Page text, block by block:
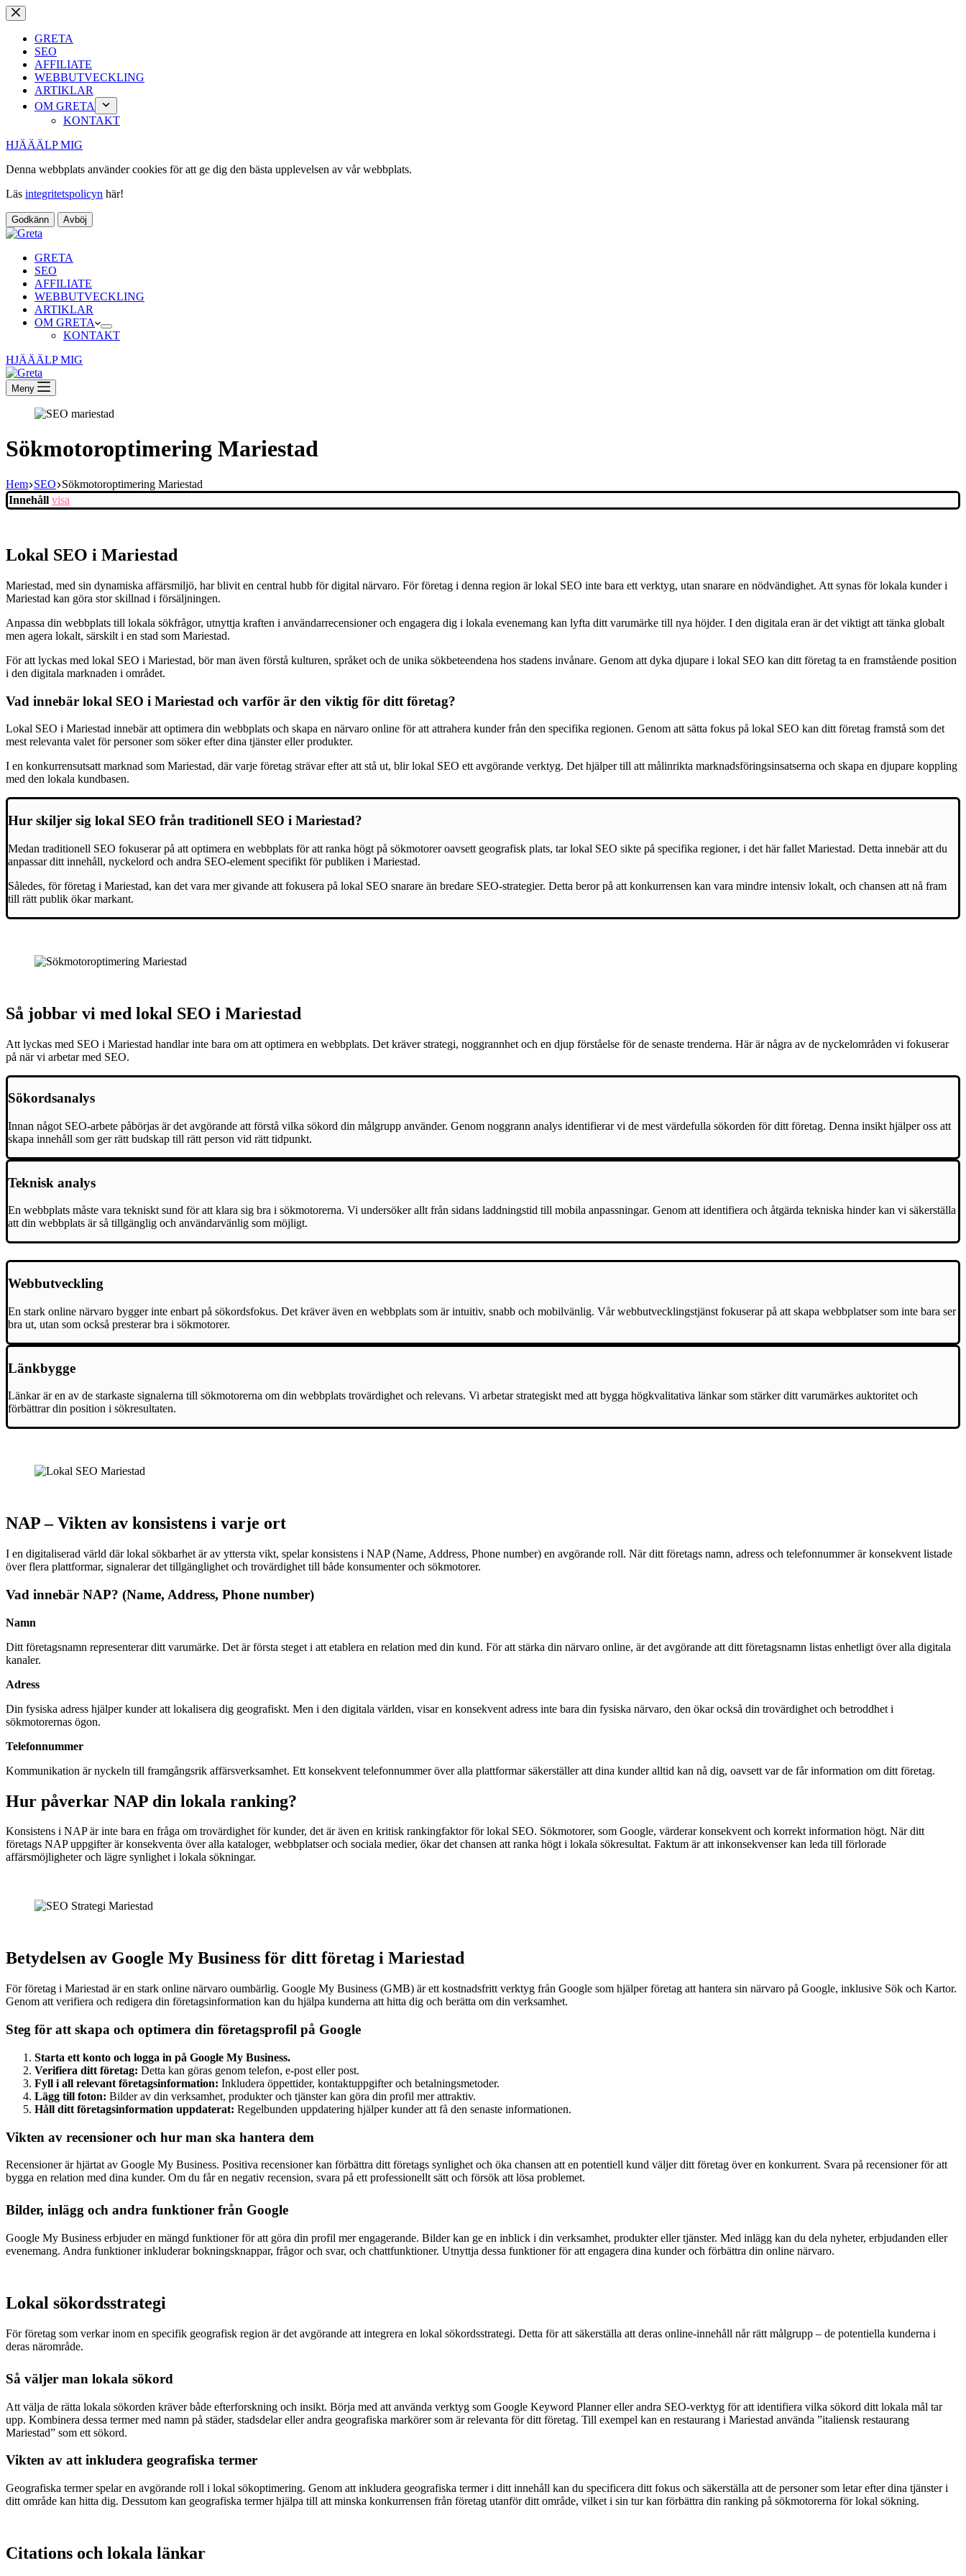
Hoppa
till
innehållGRETA
SEO
AFFILIATE
WEBBUTVECKLING
ARTIKLAR
OM GRETA
KONTAKT
HJÄÄÄLP MIG
Denna webbplats använder cookies för att ge dig den bästa upplevelsen av vår webbplats.
Läs integritetspolicyn här!
Godkänn Avböj
GRETA
SEO
AFFILIATE
WEBBUTVECKLING
ARTIKLAR
OM GRETA
KONTAKT
HJÄÄÄLP MIG
Meny
Sökmotoroptimering Mariestad
Hem SEO Sökmotoroptimering Mariestad
Innehåll visa
Lokal SEO i Mariestad
Mariestad, med sin dynamiska affärsmiljö, har blivit en central hubb för digital närvaro. För företag i denna region är lokal SEO inte bara ett verktyg, utan snarare en nödvändighet. Att synas för lokala kunder i
Mariestad kan göra stor skillnad i försäljningen.
Anpassa din webbplats till lokala sökfrågor, utnyttja kraften i användarrecensioner och engagera dig i lokala evenemang kan lyfta ditt varumärke till nya höjder. I den digitala eran är det viktigt att tänka globalt
men agera lokalt, särskilt i en stad som Mariestad.
För att lyckas med lokal SEO i Mariestad, bör man även förstå kulturen, språket och de unika sökbeteendena hos stadens invånare. Genom att dyka djupare i lokal SEO kan ditt företag ta en framstående position
i den digitala marknaden i området.
Vad innebär lokal SEO i Mariestad och varför är den viktig för ditt företag?
Lokal SEO i Mariestad innebär att optimera din webbplats och skapa en närvaro online för att attrahera kunder från den specifika regionen. Genom att sätta fokus på lokal SEO kan ditt företag framstå som det
mest relevanta valet för personer som söker efter dina tjänster eller produkter.
I en konkurrensutsatt marknad som Mariestad, där varje företag strävar efter att stå ut, blir lokal SEO ett avgörande verktyg. Det hjälper till att målinrikta marknadsföringsinsatserna och skapa en djupare koppling
med den lokala kundbasen.
Hur skiljer sig lokal SEO från traditionell SEO i Mariestad?
Medan traditionell SEO fokuserar på att optimera en webbplats för att ranka högt på sökmotorer oavsett geografisk plats, tar lokal SEO sikte på specifika regioner, i det här fallet Mariestad. Detta innebär att du
anpassar ditt innehåll, nyckelord och andra SEO-element specifikt för publiken i Mariestad.
Således, för företag i Mariestad, kan det vara mer givande att fokusera på lokal SEO snarare än bredare SEO-strategier. Detta beror på att konkurrensen kan vara mindre intensiv lokalt, och chansen att nå fram
till rätt publik ökar markant.
Så jobbar vi med lokal SEO i Mariestad
Att lyckas med SEO i Mariestad handlar inte bara om att optimera en webbplats. Det kräver strategi, noggrannhet och en djup förståelse för de senaste trenderna. Här är några av de nyckelområden vi fokuserar
på när vi arbetar med SEO.
Sökordsanalys
Innan något SEO-arbete påbörjas är det avgörande att förstå vilka sökord din målgrupp använder. Genom noggrann analys identifierar vi de mest värdefulla sökorden för ditt företag. Denna insikt hjälper oss att
skapa innehåll som ger rätt budskap till rätt person vid rätt tidpunkt.
Teknisk analys
En webbplats måste vara tekniskt sund för att klara sig bra i sökmotorerna. Vi undersöker allt från sidans laddningstid till mobila anpassningar. Genom att identifiera och åtgärda tekniska hinder kan vi säkerställa
att din webbplats är så tillgänglig och användarvänlig som möjligt.
Webbutveckling
En stark online närvaro bygger inte enbart på sökordsfokus. Det kräver även en webbplats som är intuitiv, snabb och mobilvänlig. Vår webbutvecklingstjänst fokuserar på att skapa webbplatser som inte bara ser
bra ut, utan som också presterar bra i sökmotorer.
Länkbygge
Länkar är en av de starkaste signalerna till sökmotorerna om din webbplats trovärdighet och relevans. Vi arbetar strategiskt med att bygga högkvalitativa länkar som stärker ditt varumärkes auktoritet och
förbättrar din position i sökresultaten.
NAP – Vikten av konsistens i varje ort
I en digitaliserad värld där lokal sökbarhet är av yttersta vikt, spelar konsistens i NAP (Name, Address, Phone number) en avgörande roll. När ditt företags namn, adress och telefonnummer är konsekvent listade
över flera plattformar, signalerar det tillgänglighet och trovärdighet till både konsumenter och sökmotorer.
Vad innebär NAP? (Name, Address, Phone number)
Namn
Ditt företagsnamn representerar ditt varumärke. Det är första steget i att etablera en relation med din kund. För att stärka din närvaro online, är det avgörande att ditt företagsnamn listas enhetligt över alla digitala
kanaler.
Adress
Din fysiska adress hjälper kunder att lokalisera dig geografiskt. Men i den digitala världen, visar en konsekvent adress inte bara din fysiska närvaro, den ökar också din trovärdighet och betroddhet i
sökmotorernas ögon.
Telefonnummer
Kommunikation är nyckeln till framgångsrik affärsverksamhet. Ett konsekvent telefonnummer över alla plattformar säkerställer att dina kunder alltid kan nå dig, oavsett var de får information om ditt företag.
Hur påverkar NAP din lokala ranking?
Konsistens i NAP är inte bara en fråga om trovärdighet för kunder, det är även en kritisk rankingfaktor för lokal SEO. Sökmotorer, som Google, värderar konsekvent och korrekt information högt. När ditt
företags NAP uppgifter är konsekventa över alla kataloger, webbplatser och sociala medier, ökar det chansen att ranka högt i lokala sökresultat. Faktum är att inkonsekvenser kan leda till förlorade
affärsmöjligheter och lägre synlighet i lokala sökningar.
Betydelsen av Google My Business för ditt företag i Mariestad
För företag i Mariestad är en stark online närvaro oumbärlig. Google My Business (GMB) är ett kostnadsfritt verktyg från Google som hjälper företag att hantera sin närvaro på Google, inklusive Sök och Kartor.
Genom att verifiera och redigera din företagsinformation kan du hjälpa kunderna att hitta dig och berätta om din verksamhet.
Steg för att skapa och optimera din företagsprofil på Google
Starta ett konto och logga in på Google My Business.
Verifiera ditt företag: Detta kan göras genom telefon, e-post eller post.
Fyll i all relevant företagsinformation: Inkludera öppettider, kontaktuppgifter och betalningsmetoder.
Lägg till foton: Bilder av din verksamhet, produkter och tjänster kan göra din profil mer attraktiv.
Håll ditt företagsinformation uppdaterat: Regelbunden uppdatering hjälper kunder att få den senaste informationen.
Vikten av recensioner och hur man ska hantera dem
Recensioner är hjärtat av Google My Business. Positiva recensioner kan förbättra ditt företags synlighet och öka chansen att en potentiell kund väljer ditt företag över en konkurrent. Svara på recensioner för att
bygga en relation med dina kunder. Om du får en negativ recension, svara på ett professionellt sätt och försök att lösa problemet.
Bilder, inlägg och andra funktioner från Google
Google My Business erbjuder en mängd funktioner för att göra din profil mer engagerande. Bilder kan ge en inblick i din verksamhet, produkter eller tjänster. Med inlägg kan du dela nyheter, erbjudanden eller
evenemang. Andra funktioner inkluderar bokningsknappar, frågor och svar, och chattfunktioner. Utnyttja dessa funktioner för att engagera dina kunder och förbättra din online närvaro.
Lokal sökordsstrategi
För företag som verkar inom en specifik geografisk region är det avgörande att integrera en lokal sökordsstrategi. Detta för att säkerställa att deras online-innehåll når rätt målgrupp – de potentiella kunderna i
deras närområde.
Så väljer man lokala sökord
Att välja de rätta lokala sökorden kräver både efterforskning och insikt. Börja med att använda verktyg som Google Keyword Planner eller andra SEO-verktyg för att identifiera vilka sökord ditt lokala mål tar
upp. Kombinera dessa termer med namn på städer, stadsdelar eller andra geografiska markörer som är relevanta för ditt företag. Till exempel kan en restaurang i Mariestad använda ”italiensk restaurang
Mariestad” som ett sökord.
Vikten av att inkludera geografiska termer
Geografiska termer spelar en avgörande roll i lokal sökoptimering. Genom att inkludera geografiska termer i ditt innehåll kan du specificera ditt fokus och säkerställa att de personer som letar efter dina tjänster i
ditt område kan hitta dig. Dessutom kan geografiska termer hjälpa till att minska konkurrensen från företag utanför ditt område, vilket i sin tur kan förbättra din ranking på sökmotorerna för lokal sökning.
Citations och lokala länkar